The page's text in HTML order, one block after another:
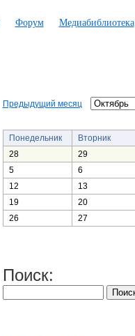
Форум Медиабиблиотека
Предыдущий месяц
Понедельник
Вторник
28
29
5
6
12
13
19
20
26
27
Поиск: